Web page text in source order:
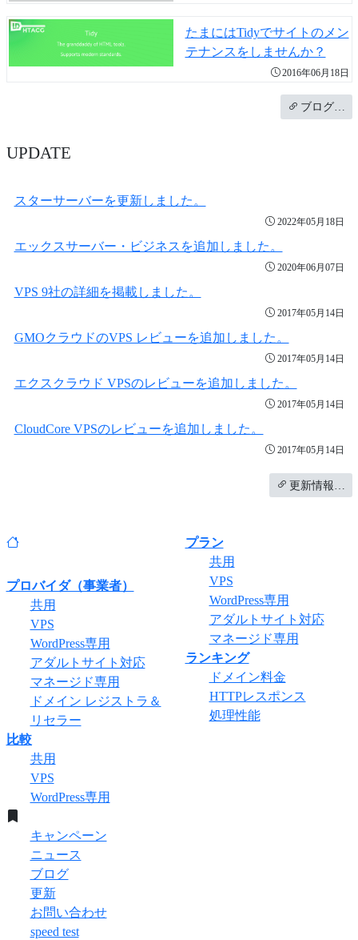
たまにはTidyでサイトのメン
テナンスをしませんか？
2016年06月18日
ブログ…
UPDATE
スターサーバーを更新しました。
2022年05月18日
エックスサーバー・ビジネスを追加しました。
2020年06月07日
VPS 9社の詳細を掲載しました。
2017年05月14日
GMOクラウドのVPS レビューを追加しました。
2017年05月14日
エクスクラウド VPSのレビューを追加しました。
2017年05月14日
CloudCore VPSのレビューを追加しました。
2017年05月14日
更新情報…
プロバイダ（事業者）
共用
VPS
WordPress専用
アダルトサイト対応
マネージド専用
ドメイン レジストラ＆
リセラー
プラン
共用
VPS
WordPress専用
アダルトサイト対応
マネージド専用
ランキング
ドメイン料金
HTTPレスポンス
処理性能
比較
共用
VPS
WordPress専用
キャンペーン
ニュース
ブログ
更新
お問い合わせ
speed test